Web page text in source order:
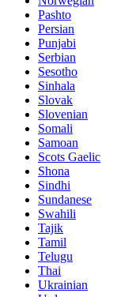
Pashto
Persian
Punjabi
Serbian
Sesotho
Sinhala
Slovak
Slovenian
Somali
Samoan
Scots Gaelic
Shona
Sindhi
Sundanese
Swahili
Tajik
Tamil
Telugu
Thai
Ukrainian